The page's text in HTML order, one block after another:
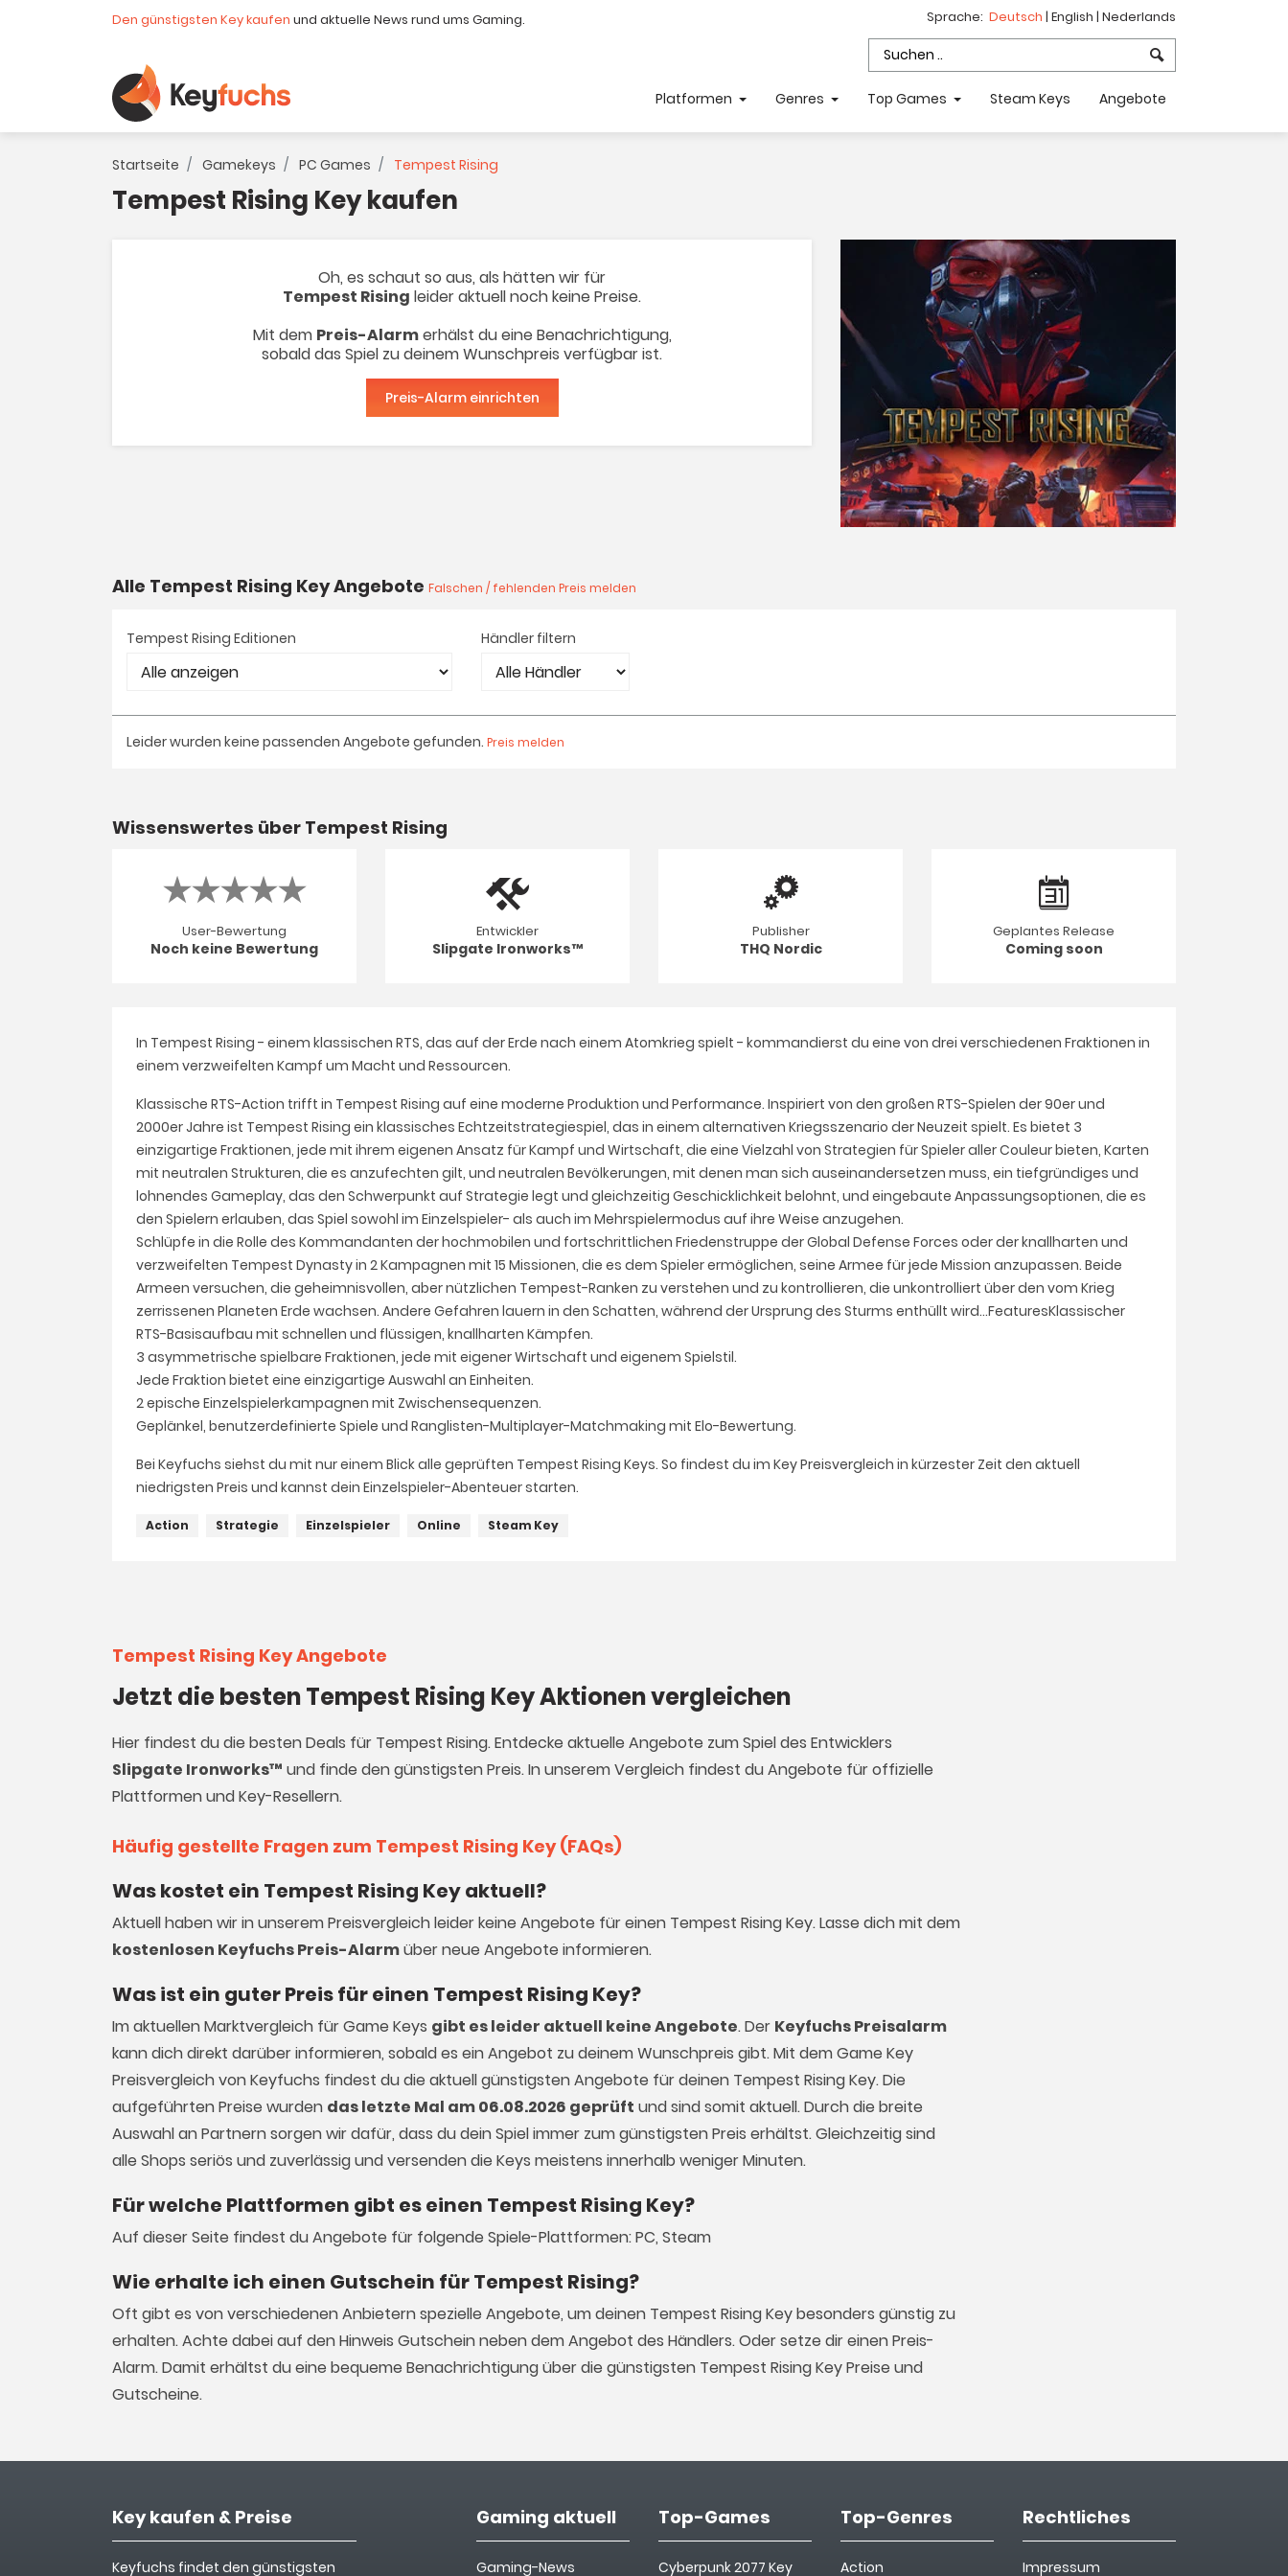
Den günstigsten Key kaufen und aktuelle News rund ums Gaming. Sprache: Deutsch | English | Nederlands
Platformen Genres Top Games Steam Keys Angebote
Startseite Gamekeys PC Games Tempest Rising
Tempest Rising Key kaufen
Oh, es schaut so aus, als hätten wir für
Tempest Rising leider aktuell noch keine Preise.
Mit dem Preis-Alarmerhälst du eine Benachrichtigung,
sobald das Spiel zu deinem Wunschpreis verfügbar ist.
Preis-Alarm einrichten
Alle Tempest Rising Key Angebote Falschen / fehlenden Preis melden
Tempest Rising Editionen Händler filtern
Leider wurden keine passenden Angebote gefunden. Preis melden
Wissenswertes über Tempest Rising
User-Bewertung
Noch keine Bewertung
Entwickler
Slipgate Ironworks™
Publisher
THQ Nordic
Geplantes Release
Coming soon
In Tempest Rising - einem klassischen RTS, das auf der Erde nach einem Atomkrieg spielt - kommandierst du eine von drei verschiedenen Fraktionen in
einem verzweifelten Kampf um Macht und Ressourcen.
Klassische RTS-Action trifft in Tempest Rising auf eine moderne Produktion und Performance. Inspiriert von den großen RTS-Spielen der 90er und
2000er Jahre ist Tempest Rising ein klassisches Echtzeitstrategiespiel, das in einem alternativen Kriegsszenario der Neuzeit spielt. Es bietet 3
einzigartige Fraktionen, jede mit ihrem eigenen Ansatz für Kampf und Wirtschaft, die eine Vielzahl von Strategien für Spieler aller Couleur bieten, Karten
mit neutralen Strukturen, die es anzufechten gilt, und neutralen Bevölkerungen, mit denen man sich auseinandersetzen muss, ein tiefgründiges und
lohnendes Gameplay, das den Schwerpunkt auf Strategie legt und gleichzeitig Geschicklichkeit belohnt, und eingebaute Anpassungsoptionen, die es
den Spielern erlauben, das Spiel sowohl im Einzelspieler- als auch im Mehrspielermodus auf ihre Weise anzugehen.
Schlüpfe in die Rolle des Kommandanten der hochmobilen und fortschrittlichen Friedenstruppe der Global Defense Forces oder der knallharten und
verzweifelten Tempest Dynasty in 2 Kampagnen mit 15 Missionen, die es dem Spieler ermöglichen, seine Armee für jede Mission anzupassen. Beide
Armeen versuchen, die geheimnisvollen, aber nützlichen Tempest-Ranken zu verstehen und zu kontrollieren, die unkontrolliert über den vom Krieg
zerrissenen Planeten Erde wachsen. Andere Gefahren lauern in den Schatten, während der Ursprung des Sturms enthüllt wird...FeaturesKlassischer
RTS-Basisaufbau mit schnellen und flüssigen, knallharten Kämpfen.
3 asymmetrische spielbare Fraktionen, jede mit eigener Wirtschaft und eigenem Spielstil.
Jede Fraktion bietet eine einzigartige Auswahl an Einheiten.
2 epische Einzelspielerkampagnen mit Zwischensequenzen.
Geplänkel, benutzerdefinierte Spiele und Ranglisten-Multiplayer-Matchmaking mit Elo-Bewertung.
Bei Keyfuchs siehst du mit nur einem Blick alle geprüften Tempest Rising Keys. So findest du im Key Preisvergleich in kürzester Zeit den aktuell
niedrigsten Preis und kannst dein Einzelspieler-Abenteuer starten.
Action Strategie Einzelspieler Online Steam Key
Tempest Rising Key Angebote
Jetzt die besten Tempest Rising Key Aktionen vergleichen
Hier findest du die besten Deals für Tempest Rising. Entdecke aktuelle Angebote zum Spiel des Entwicklers
Slipgate Ironworks™ und finde den günstigsten Preis. In unserem Vergleich findest du Angebote für offizielle
Plattformen und Key-Resellern.
Häufig gestellte Fragen zum Tempest Rising Key (FAQs)
Was kostet ein Tempest Rising Key aktuell?
Aktuell haben wir in unserem Preisvergleich leider keine Angebote für einen Tempest Rising Key. Lasse dich mit dem
kostenlosen Keyfuchs Preis-Alarmüber neue Angebote informieren.
Was ist ein guter Preis für einen Tempest Rising Key?
Im aktuellen Marktvergleich fürGame Keys gibt es leider aktuell keine Angebote. Der Keyfuchs Preisalarm
kann dich direkt darüber informieren, sobald es ein Angebot zu deinem Wunschpreis gibt. Mit dem Game Key
Preisvergleich von Keyfuchs findest du die aktuell günstigsten Angebote für deinen Tempest Rising Key. Die
aufgeführten Preise wurden das letzte Mal am 06.08.2026 geprüft und sind somit aktuell. Durch die breite
Auswahl an Partnern sorgen wir dafür, dass du dein Spiel immer zum günstigsten Preis erhältst. Gleichzeitig sind
alle Shops seriös und zuverlässig und versenden die Keys meistens innerhalb weniger Minuten.
Für welche Plattformen gibt es einen Tempest Rising Key?
Auf dieser Seite findest du Angebote für folgende Spiele-Plattformen: PC, Steam
Wie erhalte ich einen Gutschein für Tempest Rising?
Oft gibt es von verschiedenen Anbietern spezielle Angebote, um deinen Tempest Rising Key besonders günstig zu
erhalten. Achte dabei auf den Hinweis Gutschein neben dem Angebot des Händlers. Oder setze dir einen Preis-
Alarm. Damit erhältst du eine bequeme Benachrichtigung über die günstigsten Tempest Rising Key Preise und
Gutscheine.
Key kaufen & Preise
Keyfuchs findet den günstigsten
Gaming aktuell
Gaming-News
Top-Games
Cyberpunk 2077 Key
Top-Genres
Action
Rechtliches
Impressum